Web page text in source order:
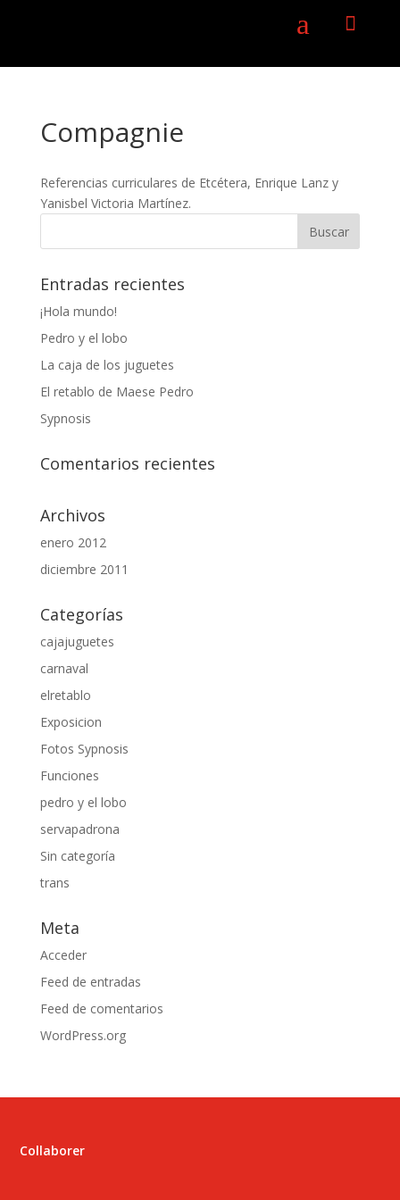
a 
Compagnie
Referencias curriculares de Etcétera, Enrique Lanz y
Yanisbel Victoria Martínez.
Entradas recientes
¡Hola mundo!
Pedro y el lobo
La caja de los juguetes
El retablo de Maese Pedro
Sypnosis
Comentarios recientes
Archivos
enero 2012
diciembre 2011
Categorías
cajajuguetes
carnaval
elretablo
Exposicion
Fotos Sypnosis
Funciones
pedro y el lobo
servapadrona
Sin categoría
trans
Meta
Acceder
Feed de entradas
Feed de comentarios
WordPress.org
Collaborer